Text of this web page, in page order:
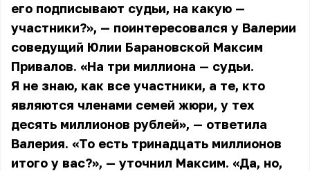
его подписывают судьи, на какую —
участники?», — поинтересовался у Валерии
соведущий Юлии Барановской Максим
Привалов. «На три миллиона — судьи.
Я не знаю, как все участники, а те, кто
являются членами семей жюри, у тех
десять миллионов рублей», — ответила
Валерия. «То есть тринадцать миллионов
итого у вас?», — уточнил Максим. «Да, но,